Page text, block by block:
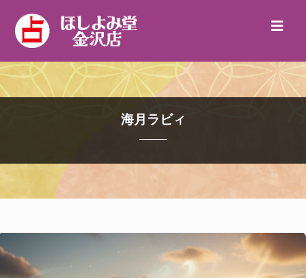
海月ラビィ